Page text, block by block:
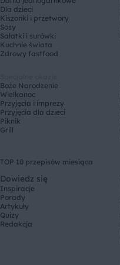
Dla dzieci
Kiszonki i przetwory
Sosy
Sałatki i surówki
Kuchnie świata
Zdrowy fastfood
Boże Narodzenie
Wielkanoc
Przyjęcia i imprezy
Przyjęcia dla dzieci
Piknik
Grill
TOP 10 przepisów miesiąca
Dowiedz się
Inspiracje
Porady
Artykuły
Quizy
Redakcja